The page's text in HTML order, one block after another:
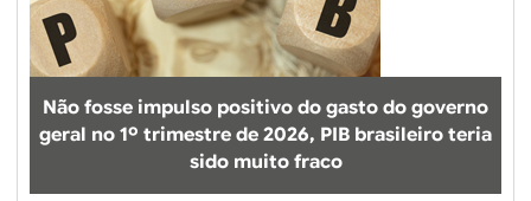
Não fosse impulso positivo do gasto do governo
geral no 1º trimestre de 2026, PIB brasileiro teria
sido muito fraco